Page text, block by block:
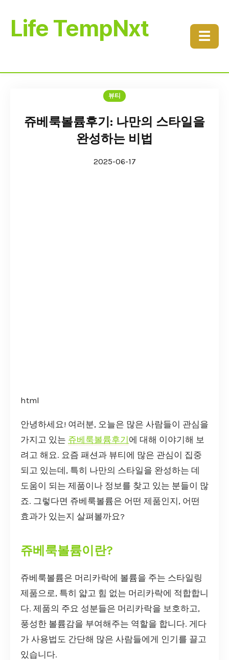
Life TempNxt ☰
뷰티
쥬베룩볼륨후기: 나만의 스타일을
완성하는 비법
2025-06-17
html
안녕하세요! 여러분, 오늘은 많은 사람들이 관심을
가지고 있는 쥬베룩볼륨후기 에 대해 이야기해 보
려고 해요. 요즘 패션과 뷰티에 많은 관심이 집중
되고 있는데, 특히 나만의 스타일을 완성하는 데
도움이 되는 제품이나 정보를 찾고 있는 분들이 많
죠. 그렇다면 쥬베룩볼륨은 어떤 제품인지, 어떤
효과가 있는지 살펴볼까요?
쥬베룩볼륨이란?
쥬베룩볼륨은 머리카락에 볼륨을 주는 스타일링
제품으로, 특히 얇고 힘 없는 머리카락에 적합합니
다. 제품의 주요 성분들은 머리카락을 보호하고,
풍성한 볼륨감을 부여해주는 역할을 합니다. 게다
가 사용법도 간단해 많은 사람들에게 인기를 끌고
있습니다.